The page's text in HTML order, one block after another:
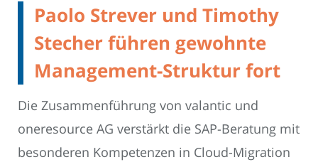
Paolo Strever und Timothy
Stecher führen gewohnte
Management-Struktur fort
Die Zusammenführung von valantic und
oneresource AG verstärkt die SAP-Beratung mit
besonderen Kompetenzen in Cloud-Migration